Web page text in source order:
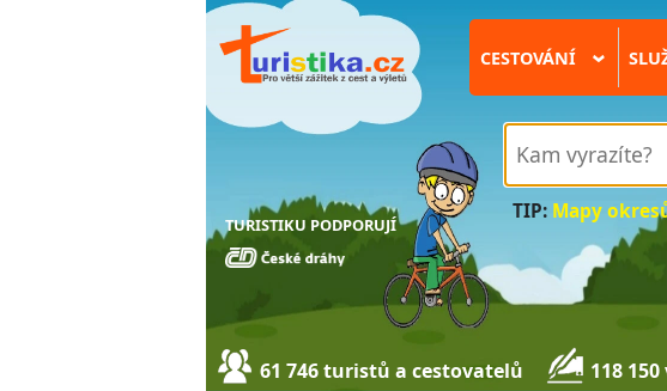
TURISTIKU PODPORUJÍ
CESTOVÁNÍ ›
TIP: Mapy
61 746 turistů a cestovatelů 118